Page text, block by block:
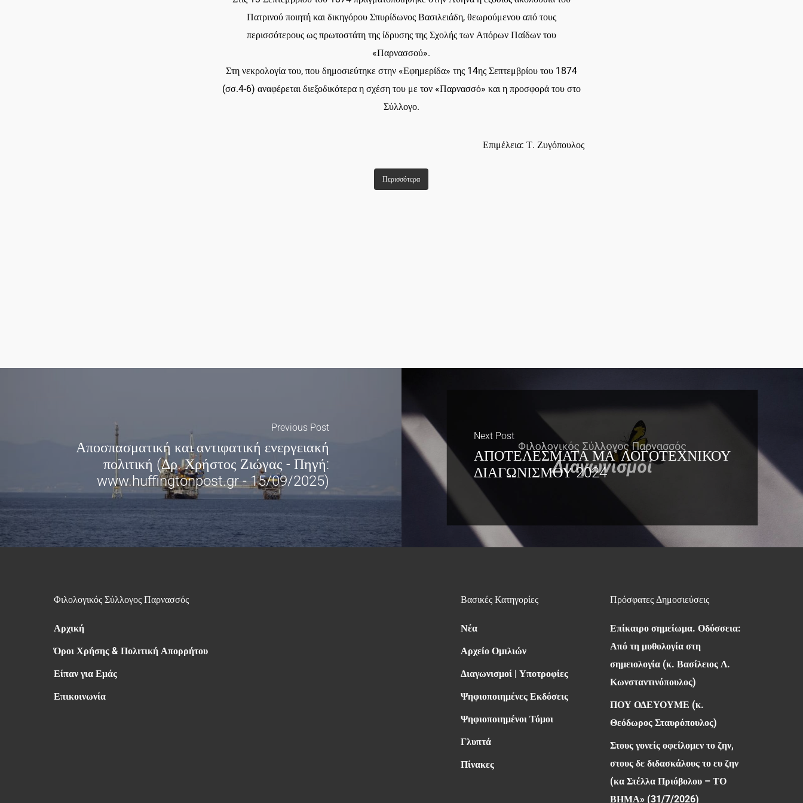
Πατρινού ποιητή και δικηγόρου Σπυρίδωνος Βασιλειάδη, θεωρούμενου από τους
περισσότερους ως πρωτοστάτη της ίδρυσης της Σχολής των Απόρων Παίδων του
«Παρνασσού».
Στη νεκρολογία του, που δημοσιεύτηκε στην «Εφημερίδα» της 14ης Σεπτεμβρίου του 1874
(σσ.4-6) αναφέρεται διεξοδικότερα η σχέση του με τον «Παρνασσό» και η προσφορά του στο
Σύλλογο.
Επιμέλεια: Τ. Ζυγόπουλος
Περισσότερα
Previous Post
Αποσπασματική και αντιφατική ενεργειακή
πολιτική (Δρ. Χρήστος Ζιώγας - Πηγή:
www.huffingtonpost.gr - 15/09/2025)
Next Post
ΑΠΟΤΕΛΕΣΜΑΤΑ ΜΑ' ΛΟΓΟΤΕΧΝΙΚΟΥ
ΔΙΑΓΩΝΙΣΜΟΥ 2024
Φιλολογικός Σύλλογος Παρνασσός
Αρχική
Όροι Χρήσης & Πολιτική Απορρήτου
Είπαν για Εμάς
Επικοινωνία
Βασικές Κατηγορίες
Νέα
Αρχείο Ομιλιών
Διαγωνισμοί | Υποτροφίες
Ψηφιοποιημένες Εκδόσεις
Ψηφιοποιημένοι Τόμοι
Γλυπτά
Πίνακες
Πρόσφατες Δημοσιεύσεις
Επίκαιρο σημείωμα. Οδύσσεια:
Από τη μυθολογία στη
σημειολογία (κ. Βασίλειος Λ.
Κωνσταντινόπουλος)
ΠΟΥ ΟΔΕΥΟΥΜΕ (κ.
Θεόδωρος Σταυρόπουλος)
Στους γονείς οφείλομεν το ζην,
στους δε διδασκάλους το ευ ζην
(κα Στέλλα Πριόβολου – ΤΟ
ΒΗΜΑ» (31/7/2026)